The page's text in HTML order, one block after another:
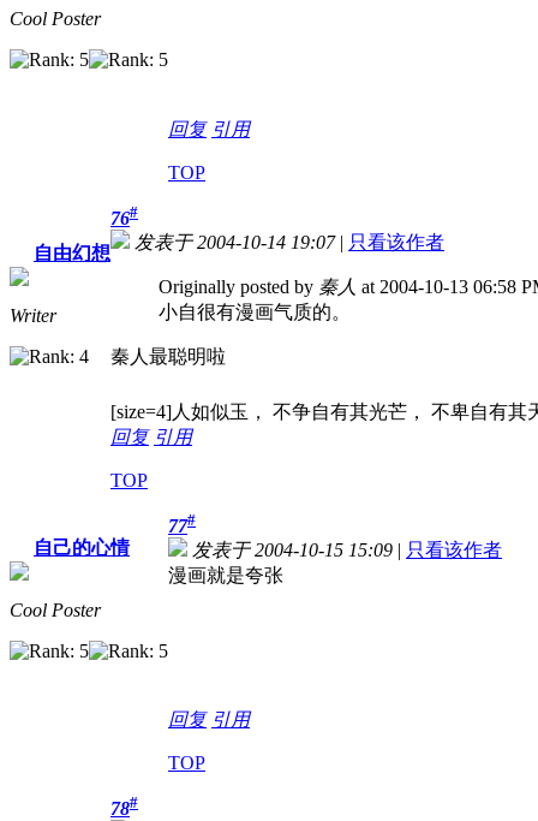
Cool Poster
回复 引用
TOP
自由幻想
Writer
76#
发表于 2004-10-14 19:07| 只看该作者
Originally posted by 秦人 at 2004-10-13 06:58
小自很有漫画气质的。
秦人最聪明啦
[size=4]人如似玉， 不争自有其光芒， 不卑自有其
回复 引用
TOP
自己的心情
Cool Poster
77#
发表于 2004-10-15 15:09 | 只看该作者
漫画就是夸张
回复 引用
TOP
78#